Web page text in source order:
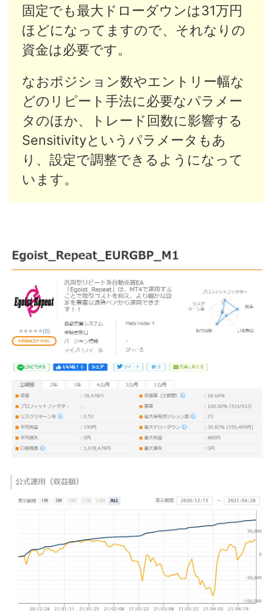
固定でも最大ドローダウンは31万円
ほどになってますので、それなりの
資金は必要です。
なおポジション数やエントリー幅な
どのリピート手法に必要なパラメー
タのほか、トレード回数に影響する
Sensitivityというパラメータもあ
り、設定で調整できるようになって
います。